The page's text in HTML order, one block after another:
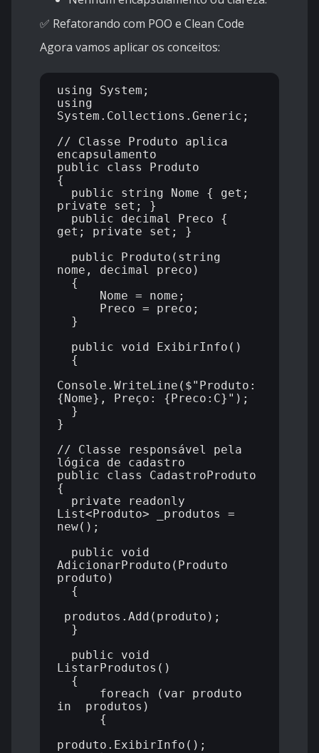
✅ Refatorando com POO e Clean Code
Agora vamos aplicar os conceitos:
using System;
using
System.Collections.Generic;
// Classe Produto aplica
encapsulamento
public class Produto
{
private set; }
get; private set; }
nome, decimal preco)
Console.WriteLine($"Produto:
{Nome}, Preço: {Preco:C}");
}
// Classe responsável pela
lógica de cadastro
public class CadastroProduto
{
List<Produto> _produtos =
new();
AdicionarProduto(Produto
produto)
_produtos.Add(produto);
ListarProdutos()
in _produtos)
produto.ExibirInfo();